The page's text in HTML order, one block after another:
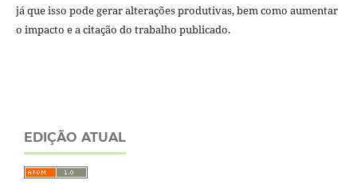
já que isso pode gerar alterações produtivas, bem como aumentar
o impacto e a citação do trabalho publicado.
EDIÇÃO ATUAL